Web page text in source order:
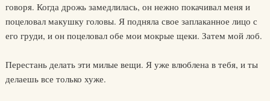
говоря. Когда дрожь замедлилась, он нежно покачивал меня и
поцеловал макушку головы. Я подняла свое заплаканное лицо с
его груди, и он поцеловал обе мои мокрые щеки. Затем мой лоб.
Перестань делать эти милые вещи. Я уже влюблена в тебя, и ты
делаешь все только хуже.